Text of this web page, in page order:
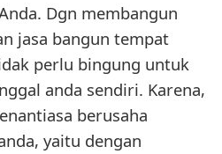
Dgn membangun
jasa bangun tempat
perlu bingung untuk
anda sendiri. Karena,
berusaha
yaitu dengan